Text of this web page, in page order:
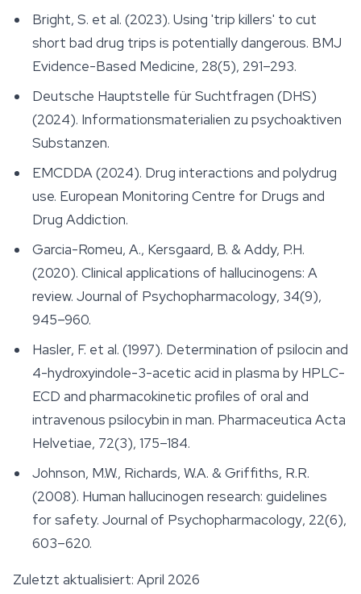
Bright, S. et al. (2023). Using 'trip killers' to cut
short bad drug trips is potentially dangerous. BMJ
Evidence-Based Medicine, 28(5), 291–293.
Deutsche Hauptstelle für Suchtfragen (DHS)
(2024). Informationsmaterialien zu psychoaktiven
Substanzen.
EMCDDA (2024). Drug interactions and polydrug
use. European Monitoring Centre for Drugs and
Drug Addiction.
Garcia-Romeu, A., Kersgaard, B. & Addy, P.H.
(2020). Clinical applications of hallucinogens: A
review. Journal of Psychopharmacology, 34(9),
945–960.
Hasler, F. et al. (1997). Determination of psilocin and
4-hydroxyindole-3-acetic acid in plasma by HPLC-
ECD and pharmacokinetic profiles of oral and
intravenous psilocybin in man. Pharmaceutica Acta
Helvetiae, 72(3), 175–184.
Johnson, M.W., Richards, W.A. & Griffiths, R.R.
(2008). Human hallucinogen research: guidelines
for safety. Journal of Psychopharmacology, 22(6),
603–620.
Zuletzt aktualisiert: April 2026